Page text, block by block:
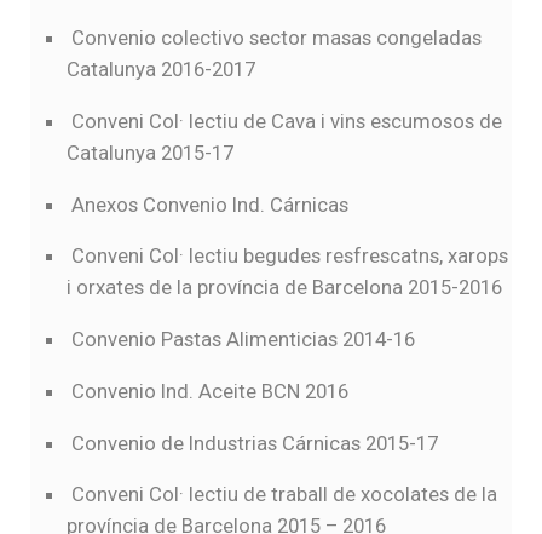
Convenio colectivo sector masas congeladas
Catalunya 2016-2017
Conveni Col· lectiu de Cava i vins escumosos de
Catalunya 2015-17
Anexos Convenio Ind. Cárnicas
Conveni Col· lectiu begudes resfrescatns, xarops
i orxates de la província de Barcelona 2015-2016
Convenio Pastas Alimenticias 2014-16
Convenio Ind. Aceite BCN 2016
Convenio de Industrias Cárnicas 2015-17
Conveni Col· lectiu de traball de xocolates de la
província de Barcelona 2015 – 2016